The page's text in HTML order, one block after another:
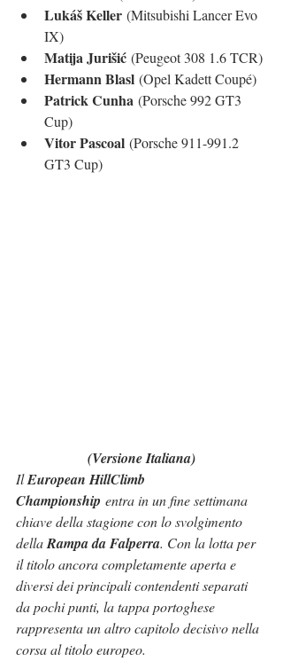
Lukáš Keller (Mitsubishi Lancer Evo
IX)
Matija Jurišić (Peugeot 308 1.6 TCR)
Hermann Blasl (Opel Kadett Coupé)
Patrick Cunha (Porsche 992 GT3
Cup)
Vitor Pascoal (Porsche 911-991.2
GT3 Cup)
(Versione Italiana)
Il European HillClimb
Championship entra in un fine settimana
chiave della stagione con lo svolgimento
della Rampa da Falperra. Con la lotta per
il titolo ancora completamente aperta e
diversi dei principali contendenti separati
da pochi punti, la tappa portoghese
rappresenta un altro capitolo decisivo nella
corsa al titolo europeo.